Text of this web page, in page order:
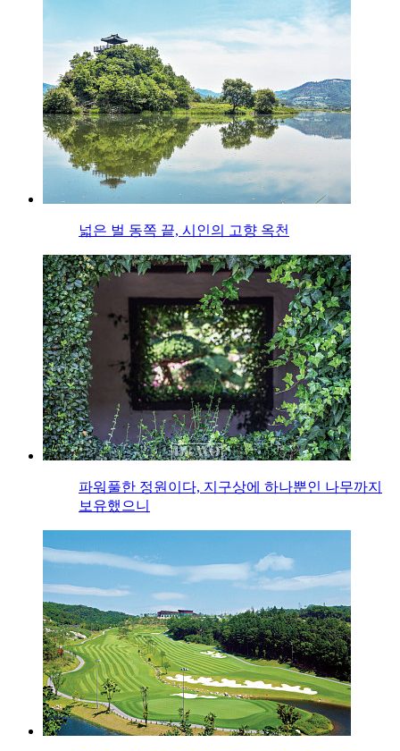
넓은 벌 동쪽 끝, 시인의 고향 옥천
파워풀한 정원이다, 지구상에 하나뿐인 나무까지
보유했으니